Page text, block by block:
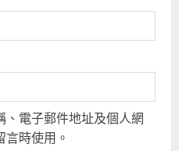
、電子郵件地址及個人網
時使用。